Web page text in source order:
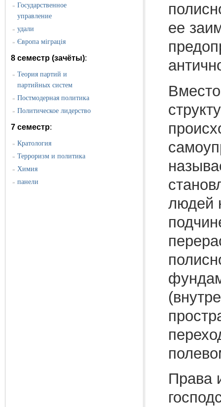
» Государственное
управление
» удали
» Європа міграція
8 семестр (зачёты):
» Теория партий и
партийных систем
» Постмодерная политика
» Политическое лидерство
7 семестр:
» Кратология
» Терроризм и политика
» Химия
» панели
ее
людей
Права